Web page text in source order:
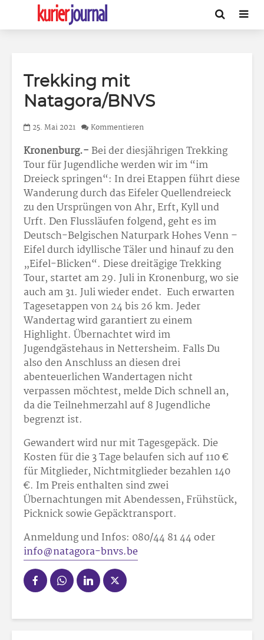
Trekking mit
Natagora/BNVS
25. Mai 2021 Kommentieren
Kronenburg.-Bei der diesjährigen Trekking
Tour für Jugendliche werden wir im “im
Dreieck springen“: In drei Etappen führt diese
Wanderung durch das Eifeler Quellendreieck
zu den Ursprüngen von Ahr, Erft, Kyll und
Urft. Den Flussläufen folgend, geht es im
Deutsch-Belgischen Naturpark Hohes Venn –
Eifel durch idyllische Täler und hinauf zu den
„Eifel-Blicken“. Diese dreitägige Trekking
Tour, startet am 29. Juli in Kronenburg, wo sie
auch am 31. Juli wieder endet. Euch erwarten
Tagesetappen von 24 bis 26 km. Jeder
Wandertag wird garantiert zu einem
Highlight. Übernachtet wird im
Jugendgästehaus in Nettersheim. Falls Du
also den Anschluss an diesen drei
abenteuerlichen Wandertagen nicht
verpassen möchtest, melde Dich schnell an,
da die Teilnehmerzahl auf 8 Jugendliche
begrenzt ist.
Gewandert wird nur mit Tagesgepäck. Die
Kosten für die 3 Tage belaufen sich auf 110 €
für Mitglieder, Nichtmitglieder bezahlen 140
€. Im Preis enthalten sind zwei
Übernachtungen mit Abendessen, Frühstück,
Picknick sowie Gepäcktransport.
Anmeldung und Infos: 080/44 81 44 oder
info@natagora-bnvs.be